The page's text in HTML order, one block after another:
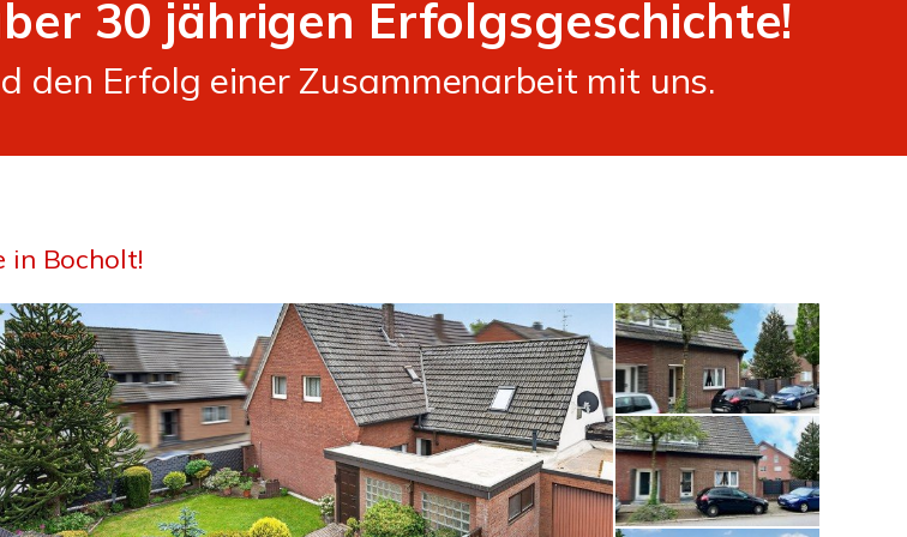
30 jährigen Erfolgsgeschichte!
den Erfolg einer Zusammenarbeit mit uns.
in Bocholt!